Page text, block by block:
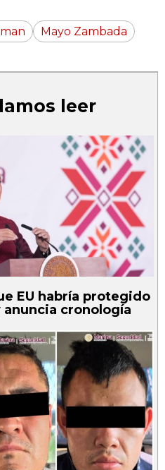
Mayo Zambada
leer
EU habría protegido
anuncia cronología